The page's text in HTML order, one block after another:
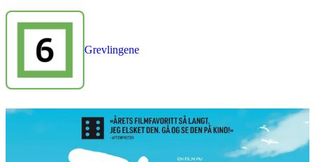
Grevlingene